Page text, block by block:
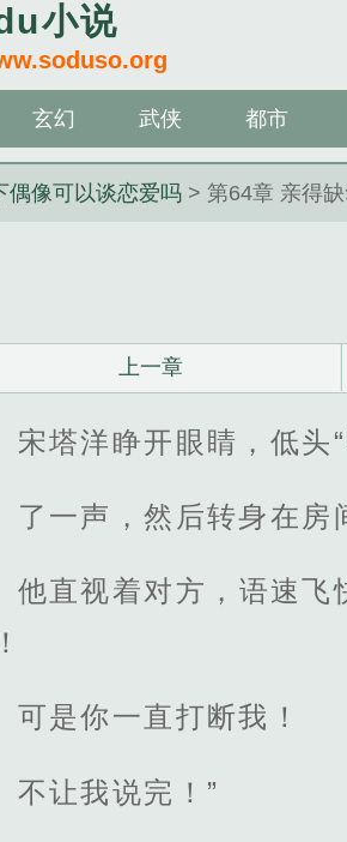
小说
玄幻 武侠 都市
偶像可以谈恋爱吗 > 第64章 亲得
上一章
宋塔洋睁开眼睛，低头
了一声，然后转身在房
他直视着对方，语速飞
可是你一直打断我！
不让我说完！”